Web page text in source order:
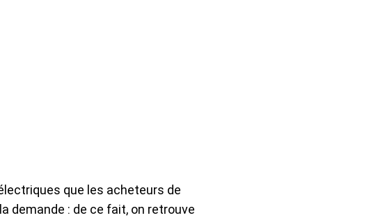
que les acheteurs de
demande : de ce fait, on retrouve